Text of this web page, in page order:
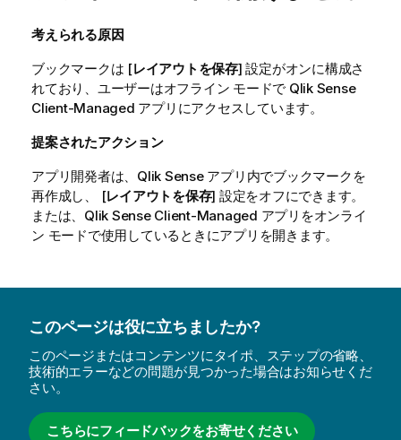
考えられる原因
ブックマークは [レイアウトを保存] 設定がオンに構成さ
れており、ユーザーはオフライン モードで Qlik Sense
Client-Managed アプリにアクセスしています。
提案されたアクション
アプリ開発者は、 Qlik Senseアプリ内でブックマークを
再作成し、 [レイアウトを保存] 設定をオフにできます。
または、 Qlik Sense Client-Managed アプリをオンライ
ン モードで使用しているときにアプリを開きます。
このページは役に立ちましたか?
このページまたはコンテンツにタイポ、ステップの省略、
技術的エラーなどの問題が見つかった場合はお知らせくだ
さい。
こちらにフィードバックをお寄せください